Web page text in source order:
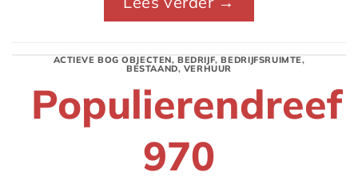
ACTIEVE BOG OBJECTEN, BEDRIJF,BEDRIJFSRUIMTE,
BESTAAND, VERHUUR
Populierendreef
970